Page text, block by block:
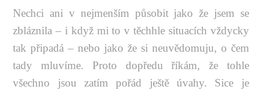
Nechci ani v nejmenším působit jako že jsem se
zbláznila – i když mi to v těchhle situacích vždycky
tak připadá – nebo jako že si neuvědomuju, o čem
tady mluvíme. Proto dopředu říkám, že tohle
všechno jsou zatím pořád ještě úvahy. Sice je